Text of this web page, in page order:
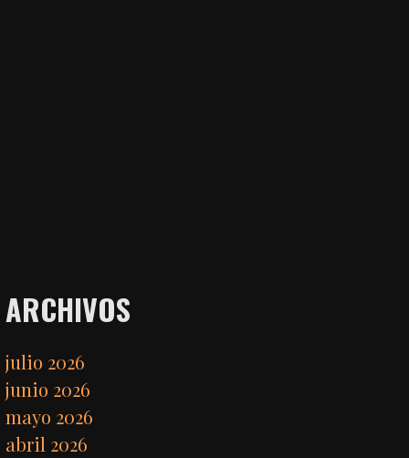
ARCHIVOS
julio 2026
junio 2026
mayo 2026
abril 2026